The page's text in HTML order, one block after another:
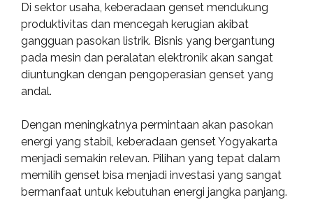
Di sektor usaha, keberadaan genset mendukung
produktivitas dan mencegah kerugian akibat
gangguan pasokan listrik. Bisnis yang bergantung
pada mesin dan peralatan elektronik akan sangat
diuntungkan dengan pengoperasian genset yang
andal.
Dengan meningkatnya permintaan akan pasokan
energi yang stabil, keberadaan genset Yogyakarta
menjadi semakin relevan. Pilihan yang tepat dalam
memilih genset bisa menjadi investasi yang sangat
bermanfaat untuk kebutuhan energi jangka panjang.